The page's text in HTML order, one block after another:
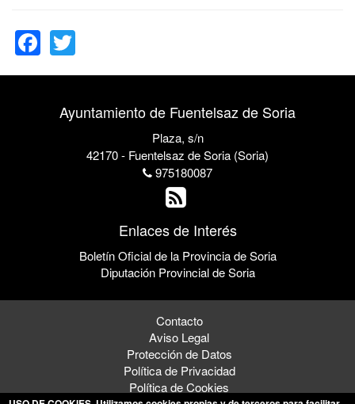
Facebook
Ayuntamiento de Fuentelsaz de Soria
Plaza, s/n
42170 - Fuentelsaz de Soria (Soria)
975180087
Enlaces de Interés
Boletín Oficial de la Provincia de Soria
Diputación Provincial de Soria
Contacto
Aviso Legal
Protección de Datos
Política de Privacidad
Política de Cookies